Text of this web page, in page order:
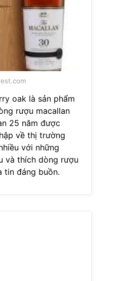
oak là sản phẩm
rượu macallan
25 năm được
về thị trường
với những
và thích dòng rượu
tin đáng buồn.